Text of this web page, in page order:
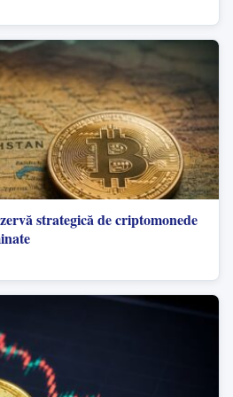
strategică de criptomonede